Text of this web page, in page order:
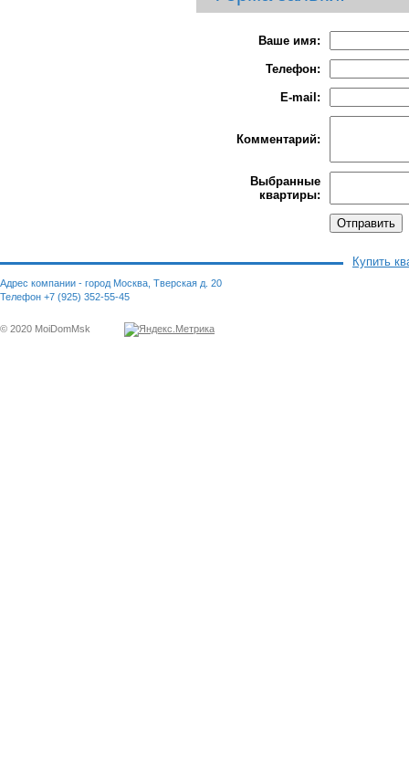
Ваше имя:
Телефон:
E-mail:
Комментарий:
Выбранные
квартиры:
Купить
Адрес компании - город Москва, Тверская д. 20
Телефон +7 (925) 352-55-45
© 2020 MoiDomMsk